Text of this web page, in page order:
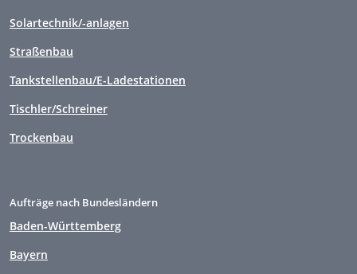
Solartechnik/-anlagen
Straßenbau
Tankstellenbau/E-Ladestationen
Tischler/Schreiner
Trockenbau
Aufträge nach Bundesländern
Baden-Württemberg
Bayern